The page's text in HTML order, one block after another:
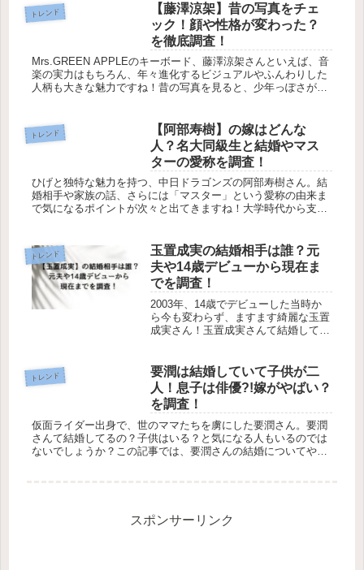
トレンド
【藤澤涼架】昔の写真をチェ
ック！顔や性格が変わった？
を徹底調査！
Mrs.GREEN APPLEのキーボード、藤澤涼架さんといえば、音
楽の実力はもちろん、年々進化するビジュアルやふんわりした
人柄も大きな魅力ですね！昔の写真を見ると、少年っぽさが残
トレンド
【阿部寿樹】の嫁はどんな
人？名大同級生と結婚やマス
ターの愛称を調査！
ひげと独特な魅力を持つ、中日ドラゴンズの阿部寿樹さん。結
婚相手や家族の話、さらには「マスター」という愛称の由来ま
で気になるポイントが次々と出てきますね！大学時代から支え
トレンド
玉置成実の結婚相手は誰？元
夫や14歳デビューから現在ま
でを調査！
2003年、14歳でデビューした当時か
ら今も変わらず、ますます綺麗な玉置
成実さん！玉置成実さんて結婚してる
では、玉置成実さんの結婚相手の真相
やデビューから現在の活動を調査し...
トレンド
要潤は結婚していて子供が二
人！息子は俳優?!嫁がやばい？
を調査！
仮面ライダー出身で、世のママたちを虜にした要潤さん。要潤
さんて結婚してるの？子供はいる？と気になる人もいるのでは
ないでしょうか？この記事では、要潤さんの結婚についてや、
スポンサーリンク